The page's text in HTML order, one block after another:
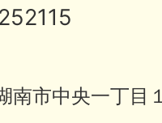
市中央一丁目